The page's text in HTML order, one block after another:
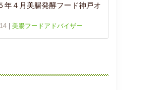
年４月美腸発酵フード神戸オ
|美腸フードアドバイザー